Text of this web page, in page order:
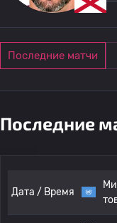
Последние матчи
Последние
Дата / Время